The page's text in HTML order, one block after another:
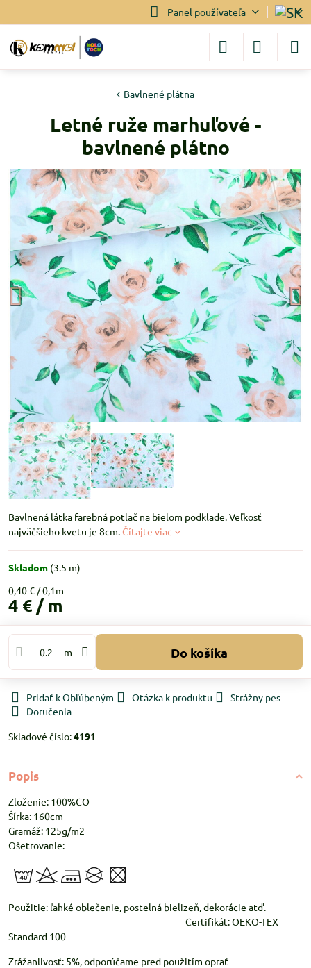
Panel používateľa
Bavlnené plátna
Letné ruže marhuľové -
bavlnené plátno
Bavlnená látka farebná potlač na bielom podklade. Veľkosť
najväčšieho kvetu je 8cm. Čítajte viac
Skladom (3.5 m)
0,40 €
4 € / m
m Do košíka
Pridať k Obľúbeným Otázka k produktu
Strážny pes
Doručenia
Skladové číslo:4191
Popis
Zloženie: 100%CO
Šírka: 160cm
Gramáž: 125g/m2
Ošetrovanie:
Použitie: ľahké oblečenie, postelná bielizeň, dekorácie atď.
Certifikát: OEKO-TEX
Standard 100
Zrážanlivosť: 5%, odporúčame pred použitím oprať